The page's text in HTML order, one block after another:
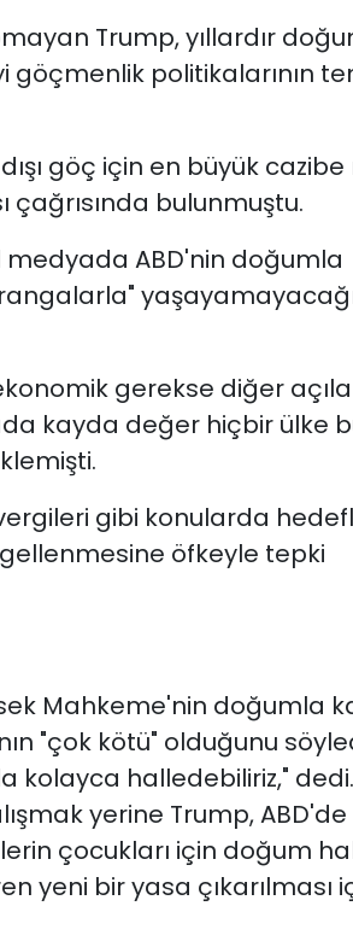
Trump, yıllardır
göçmenlik politikalarının
göç için en büyük cazibe
çağrısında bulunmuştu.
ABD'nin doğumla
gerekse diğer
kayda değer hiçbir ülke
gibi konularda
öfkeyle tepki
Mahkeme'nin doğumla
"çok kötü" olduğunu
kolayca halledebiliriz," dedi.
yerine Trump, ABD'de
çocukları için doğum
yeni bir yasa çıkarılması